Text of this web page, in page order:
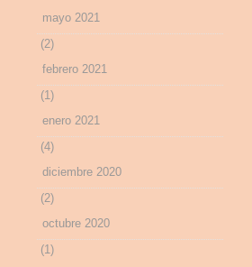
mayo 2021
(2)
febrero 2021
(1)
enero 2021
(4)
diciembre 2020
(2)
octubre 2020
(1)